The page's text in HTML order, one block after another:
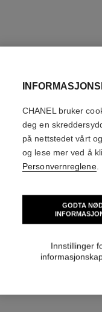
CHANEL bruker
deg en
på nettstedet vårt
og lese mer ved å
Personvernreglene.
GODTA
Innstillinger